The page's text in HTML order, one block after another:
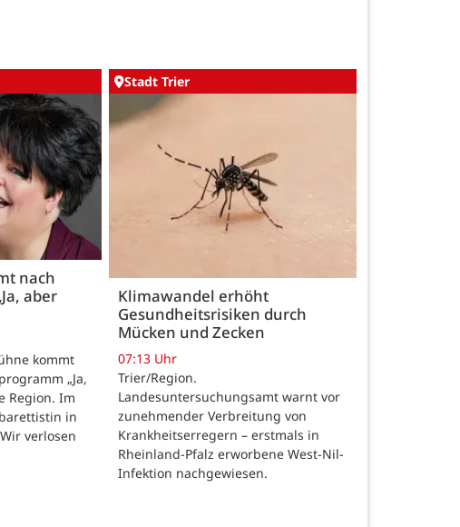
nach
aber
kommt
„Ja,
Region. Im
in
verlosen
Stadt Trier
Klimawandel erhöht
Gesundheitsrisiken durch
Mücken und Zecken
07:13 Uhr
Trier/Region.
Landesuntersuchungsamt warnt vor
zunehmender Verbreitung von
Krankheitserregern – erstmals in
Rheinland-Pfalz erworbene West-Nil-
Infektion nachgewiesen.